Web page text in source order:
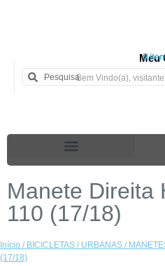
Meu
0
Bem Vindo(a),
Manete Direita
110 (17/18)
Início / BICICLETAS / URBANAS /
(17/18)